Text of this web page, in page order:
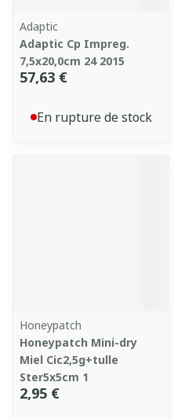
Adaptic
Adaptic Cp Impreg.
7,5x20,0cm 24 2015
57,63 €
En rupture de stock
Honeypatch
Honeypatch Mini-dry
Miel Cic2,5g+tulle
Ster5x5cm 1
2,95 €